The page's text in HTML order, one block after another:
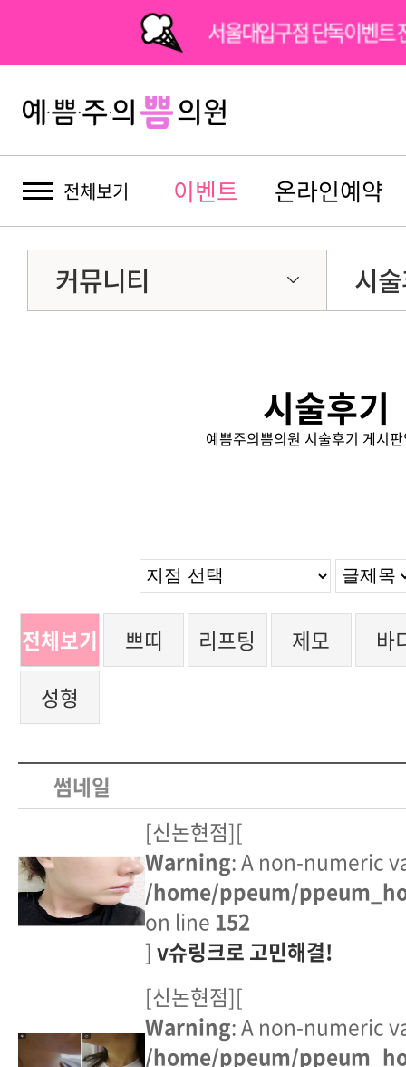
서울대입구점 단독이벤트
전체보기 이벤트 온라인예약
커뮤니티 시
시술후기
예쁨주의쁨의원 시술후기 게시
전체보기 쁘띠 리프팅 제모
바
성형
썸네일
[신논현점][
Warning: A non-numeric
/home/ppeum/
on line 152
] v슈링크로 고민해결!
[신논현점][
Warning: A non-numeric
/home/ppeum/